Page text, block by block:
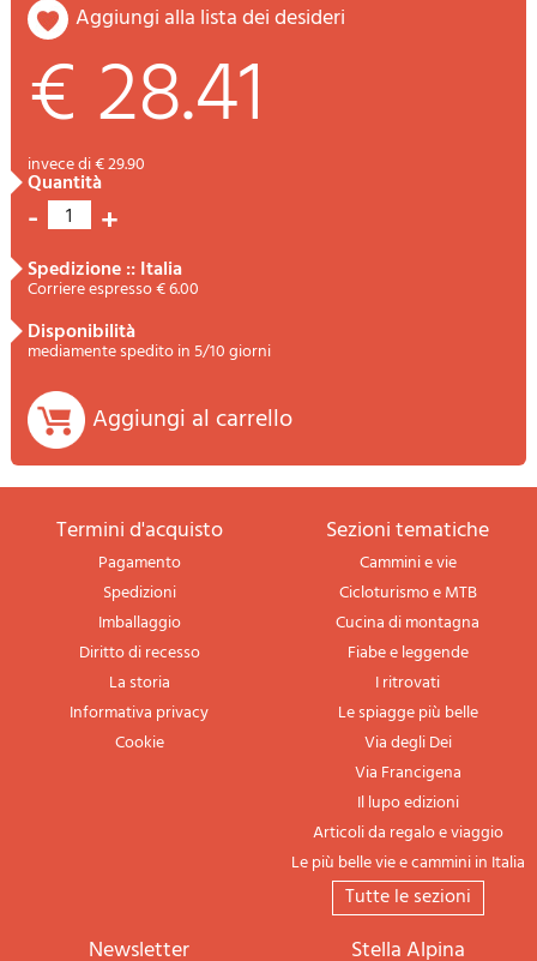
aggiungi alla lista dei desideri
€ 28.41
invece di € 29.90
quantità
- 1 +
spedizione :: Italia
Corriere espresso € 6.00
disponibilità
mediamente spedito in 5/10 giorni
Aggiungi al carrello
termini d'acquisto
Pagamento
Spedizioni
Imballaggio
Diritto di recesso
La storia
Informativa privacy
Cookie
sezioni tematiche
Cammini e vie
Cicloturismo e MTB
Cucina di montagna
Fiabe e leggende
I ritrovati
Le spiagge più belle
Via degli Dei
Via Francigena
Il lupo edizioni
Articoli da regalo e viaggio
Le più belle vie e cammini in Italia
tutte le sezioni
newsletter Stella Alpina